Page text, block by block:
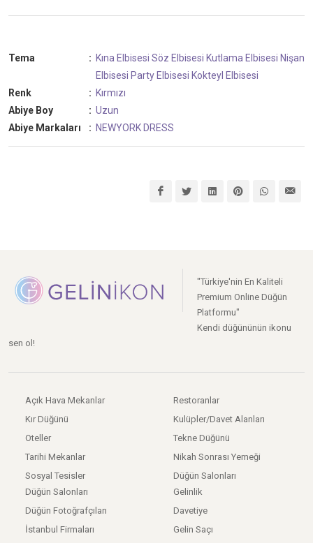
Tema : Kına Elbisesi Söz Elbisesi Kutlama Elbisesi Nişan
Elbisesi Party Elbisesi Kokteyl Elbisesi
Renk
: Kırmızı
Abiye Boy
: Uzun
Abiye Markaları
: NEWYORK DRESS
"Türkiye'nin En Kaliteli
Premium Online Düğün
Platformu"
Kendi düğününün ikonu
sen ol!
Açık Hava Mekanlar
Kır Düğünü
Oteller
Tarihi Mekanlar
Sosyal Tesisler
Restoranlar
Kulüpler/Davet Alanları
Tekne Düğünü
Nikah Sonrası Yemeği
Düğün Salonları
Düğün Salonları
Düğün Fotoğrafçıları
İstanbul Firmaları
Gelinlik
Davetiye
Gelin Saçı